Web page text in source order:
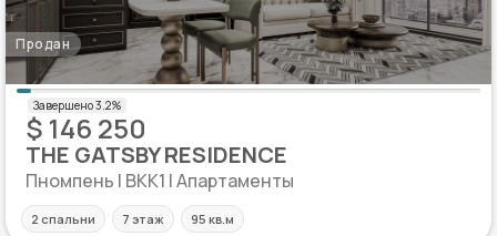
Продан
$ 146 250
THE GATSBY RESIDENCE
Пномпень | BKK1 | Апартаменты
2 спальни 7 этаж 95 кв.м